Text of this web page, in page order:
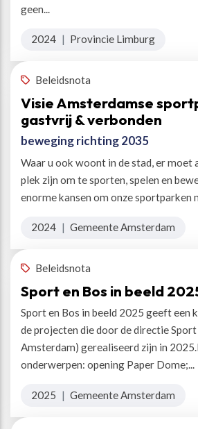
geen...
2024 | Provincie Limburg
Beleidsnota
Visie Amsterdamse
gastvrij & verbonden
beweging richting 2035
Waar u ook woont in de stad, er moet
plek zijn om te sporten, spelen en
enorme kansen om onze sportparken
2024 | Gemeente Amsterdam
Beleidsnota
Sport en Bos in beeld
Sport en Bos in beeld 2025 geeft een
de projecten die door de directie
Amsterdam) gerealiseerd zijn in
onderwerpen: opening Paper Dome;...
2025 | Gemeente Amsterdam